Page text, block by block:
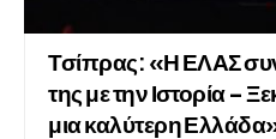
Τσίπρας: «Η ΕΛΑΣ
της με την Ιστορία –
μια καλύτερη